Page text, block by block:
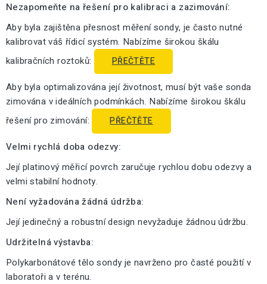
Nezapomeňte na řešení pro kalibraci a zazimování:
Aby byla zajištěna přesnost měření sondy, je často nutné
kalibrovat váš řídicí systém. Nabízíme širokou škálu
kalibračních roztoků:
PŘEČTĚTE
Aby byla optimalizována její životnost, musí být vaše sonda
zimována v ideálních podmínkách. Nabízíme širokou škálu
řešení pro zimování:
PŘEČTĚTE
Velmi rychlá doba odezvy:
Její platinový měřicí povrch zaručuje rychlou dobu odezvy a
velmi stabilní hodnoty.
Není vyžadována žádná údržba:
Její jedinečný a robustní design nevyžaduje žádnou údržbu.
Udržitelná výstavba:
Polykarbonátové tělo sondy je navrženo pro časté použití v
laboratoři a v terénu.